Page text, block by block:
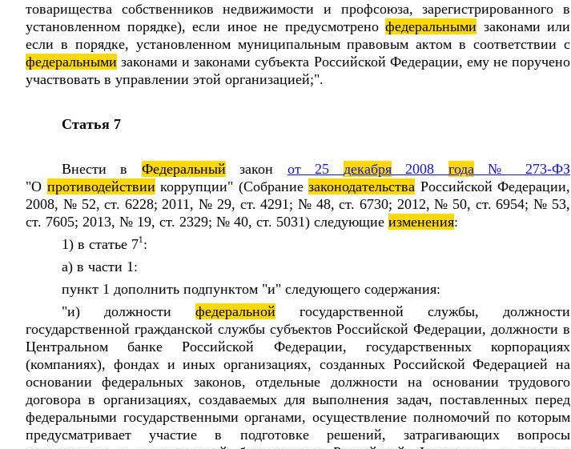
товарищества собственников недвижимости и профсоюза, зарегистрированного в
установленном порядке), если иное не предусмотрено федеральными законами или
если в порядке, установленном муниципальным правовым актом в соответствии с
федеральными законами и законами субъекта Российской Федерации, ему не поручено
участвовать в управлении этой организацией;".
Статья 7
Внести в Федеральный закон от 25 декабря2008 года№ 273-ФЗ
"О противодействии коррупции" (Собрание законодательства Российской Федерации,
2008, № 52, ст. 6228; 2011, № 29, ст. 4291; № 48, ст. 6730; 2012, № 50, ст. 6954; № 53,
ст. 7605; 2013, № 19, ст. 2329; № 40, ст. 5031) следующие изменения:
1) в статье 71 :
а) в части 1:
пункт 1 дополнить подпунктом "и" следующего содержания:
"и) должности федеральной государственной службы, должности
государственной гражданской службы субъектов Российской Федерации, должности в
Центральном банке Российской Федерации, государственных корпорациях
(компаниях), фондах и иных организациях, созданных Российской Федерацией на
основании федеральных законов, отдельные должности на основании трудового
договора в организациях, создаваемых для выполнения задач, поставленных перед
федеральными государственными органами, осуществление полномочий по которым
предусматривает участие в подготовке решений, затрагивающих вопросы